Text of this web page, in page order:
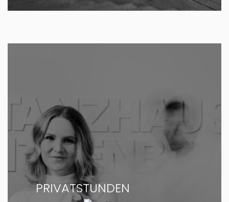
PRIVATSTUNDEN